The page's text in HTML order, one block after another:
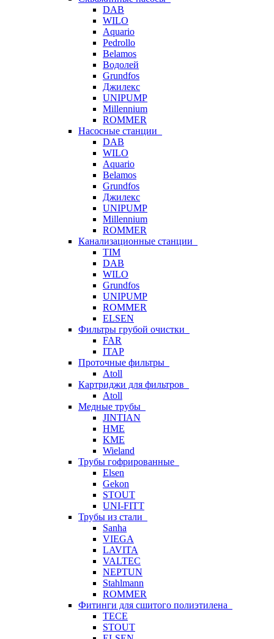
DAB
WILO
Aquario
Pedrollo
Belamos
Водолей
Grundfos
Джилекс
UNIPUMP
Millennium
ROMMER
Насосные станции
DAB
WILO
Aquario
Belamos
Grundfos
Джилекс
UNIPUMP
Millennium
ROMMER
Канализационные станции
TIM
DAB
WILO
Grundfos
UNIPUMP
ROMMER
ELSEN
Фильтры грубой очистки
FAR
ITAP
Проточные фильтры
Atoll
Картриджи для фильтров
Atoll
Медные трубы
JINTIAN
HME
KME
Wieland
Трубы гофрированные
Elsen
Gekon
STOUT
UNI-FITT
Трубы из стали
Sanha
VIEGA
LAVITA
VALTEC
NEPTUN
Stahlmann
ROMMER
Фитинги для сшитого полиэтилена
TECE
STOUT